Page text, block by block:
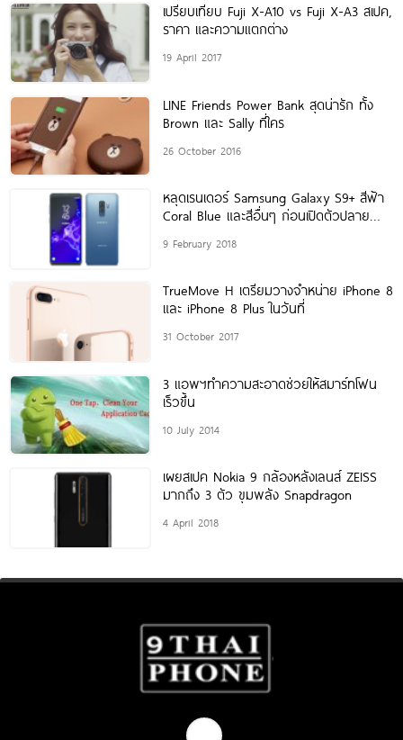
เปรียบเทียบ Fuji X-A10 vs Fuji X-A3 สเปค,
ราคา และความแตกต่าง
19 April 2017
LINE Friends Power Bank สุดน่ารัก ทั้ง
Brown และ Sally ที่ใคร
26 October 2016
หลุดเรนเดอร์ Samsung Galaxy S9+ สีฟ้า
Coral Blue และสีอื่นๆ ก่อนเปิดตัวปลาย
9 February 2018
TrueMove H เตรียมวางจำหน่าย iPhone 8
และ iPhone 8 Plus ในวันที่
31 October 2017
3 แอพฯทำความสะอาดช่วยให้สมาร์ทโฟน
เร็วขึ้น
10 July 2014
เผยสเปค Nokia 9 กล้องหลังเลนส์ ZEISS
มากถึง 3 ตัว ขุมพลัง Snapdragon
4 April 2018